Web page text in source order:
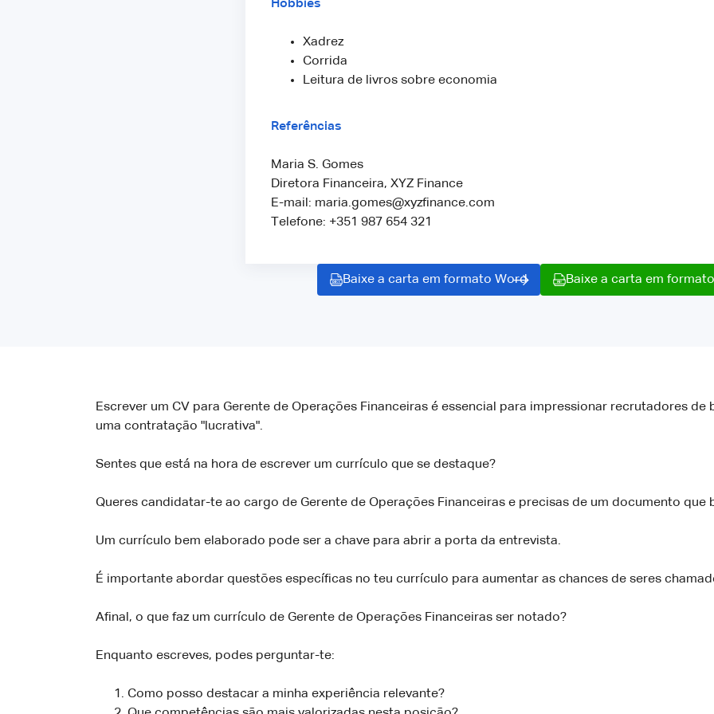
Hobbies
Xadrez
Corrida
Leitura de livros sobre economia
Referências
Maria S. Gomes
Diretora Financeira, XYZ Finance
E-mail: maria.gomes@xyzfinance.com
Telefone: +351 987 654 321
Baixe a carta em formato Word Baixe a carta em
Escrever um CV para Gerente de Operações Financeiras é essencial para impressionar recrutadores
uma contratação "lucrativa".
Sentes que está na hora de escrever um currículo que se destaque?
Queres candidatar-te ao cargo de Gerente de Operações Financeiras e precisas de um documento que
Um currículo bem elaborado pode ser a chave para abrir a porta da entrevista.
É importante abordar questões específicas no teu currículo para aumentar as chances de seres
Afinal, o que faz um currículo de Gerente de Operações Financeiras ser notado?
Enquanto escreves, podes perguntar-te:
Como posso destacar a minha experiência relevante?